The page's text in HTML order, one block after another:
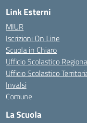
Link Esterni
MIUR
Iscrizioni On Line
Scuola in Chiaro
Ufficio Scolastico
Ufficio Scolastico
Invalsi
Comune
La Scuola